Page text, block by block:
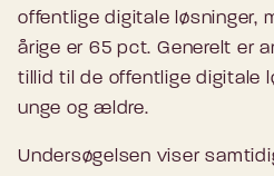
offentlige digitale løsninger,
årige er 65 pct. Generelt er
tillid til de offentlige digitale
unge og ældre.
Undersøgelsen viser